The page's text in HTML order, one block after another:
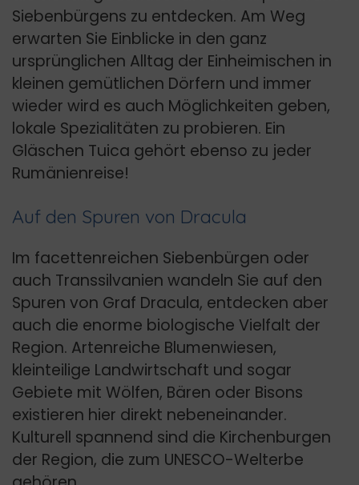
Siebenbürgens zu entdecken. Am Weg
erwarten Sie Einblicke in den ganz
ursprünglichen Alltag der Einheimischen in
kleinen gemütlichen Dörfern und immer
wieder wird es auch Möglichkeiten geben,
lokale Spezialitäten zu probieren. Ein
Gläschen Tuica gehört ebenso zu jeder
Rumänienreise!
Auf den Spuren von Dracula
Im facettenreichen Siebenbürgen oder
auch Transsilvanien wandeln Sie auf den
Spuren von Graf Dracula, entdecken aber
auch die enorme biologische Vielfalt der
Region. Artenreiche Blumenwiesen,
kleinteilige Landwirtschaft und sogar
Gebiete mit Wölfen, Bären oder Bisons
existieren hier direkt nebeneinander.
Kulturell spannend sind die Kirchenburgen
der Region, die zum UNESCO-Welterbe